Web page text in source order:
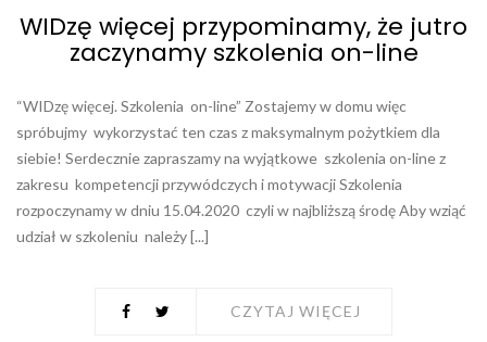
WIDzę więcej przypominamy, że jutro
zaczynamy szkolenia on-line
“WIDzę więcej. Szkolenia on-line” Zostajemy w domu więc
spróbujmy wykorzystać ten czas z maksymalnym pożytkiem dla
siebie! Serdecznie zapraszamy na wyjątkowe szkolenia on-line z
zakresu kompetencji przywódczych i motywacji Szkolenia
rozpoczynamy w dniu 15.04.2020 czyli w najbliższą środę Aby wziąć
udział w szkoleniu należy [...]
CZYTAJ WIĘCEJ